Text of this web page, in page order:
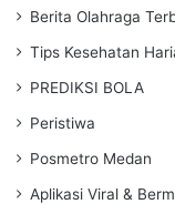
Berita Olahraga
Tips Kesehatan
PREDIKSI BOLA
Peristiwa
Posmetro Medan
Aplikasi Viral &